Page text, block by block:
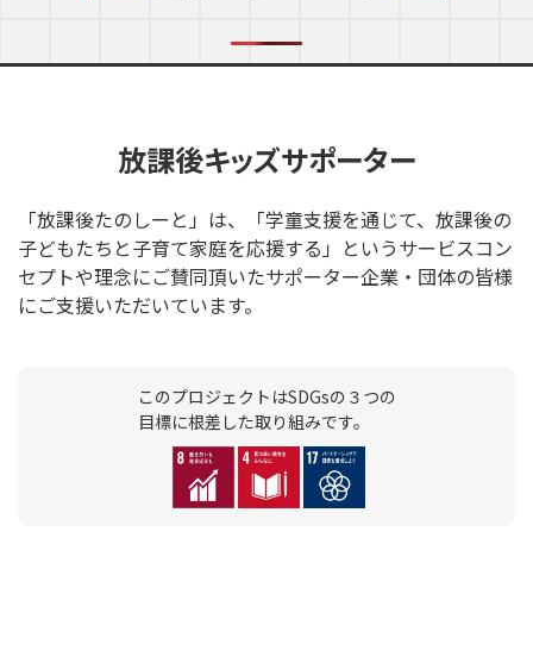
放課後キッズサポーター
「放課後たのしーと」は、「学童支援を通じて、放課後の
子どもたちと子育て家庭を応援する」というサービスコン
セプトや理念にご賛同頂いたサポーター企業・団体の皆様
にご支援いただいています。
このプロジェクトはSDGsの３つの
目標に根差した取り組みです。